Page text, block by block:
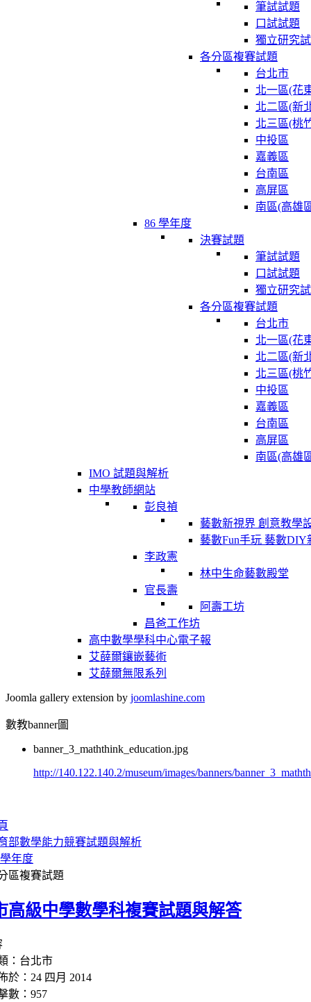
筆試試題
口試試題
獨立研究
各分區複賽試題
台北市
北一區(花
北二區(新
北三區(桃
中投區
嘉義區
台南區
高屏區
南區(高雄
86 學年度
決賽試題
筆試試題
口試試題
獨立研究
各分區複賽試題
台北市
北一區(花
北二區(新
北三區(桃
中投區
嘉義區
台南區
高屏區
南區(高雄
IMO 試題與解析
中學教師網站
彭良禎
藝數新視界 創意教學
藝數Fun手玩 藝數DIY
李政憲
林中生命藝數殿堂
官長壽
阿壽工坊
昌爸工作坊
高中數學學科中心電子報
艾薛爾鑲嵌藝術
艾薛爾無限系列
Joomla gallery extension by joomlashine.com
數教banner圖
banner_3_maththink_education.jpg
http://140.122.140.2/museum/images/banners/
部數學能力競賽試題與解析
年度
區複賽試題
高級中學數學科複賽試題與解答
：台北市
於：24 四月 2014
數：957